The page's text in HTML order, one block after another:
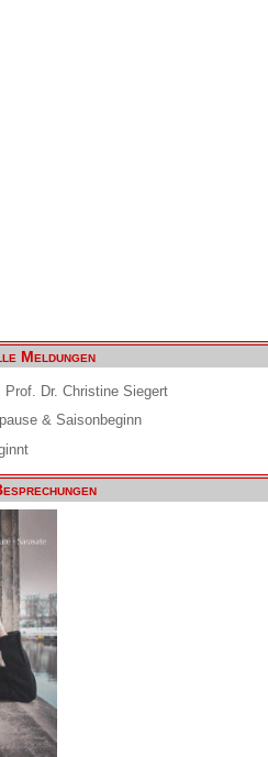
Meldungen
Dr. Christine Siegert
& Saisonbeginn